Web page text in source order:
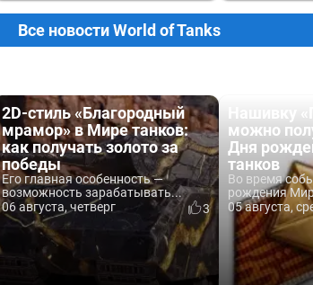
Все новости World of Tanks
2D-стиль «Благородный
мрамор» в Мире танков:
как получать золото за
победы
Его главная особенность —
возможность зарабатывать...
06 августа, четверг
3
Нашивку
можно
Дня
танков
Во время
рождения
05 августа,